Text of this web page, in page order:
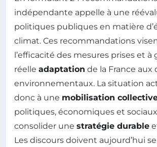
indépendante appelle à une
politiques publiques en matière
climat. Ces recommandations
l’efficacité des mesures prises et à
réelle adaptation de la France aux
environnementaux. La situation
donc à une mobilisation
politiques, économiques et
consolider une stratégie durable
Les discours doivent aujourd’hui